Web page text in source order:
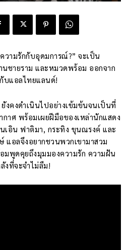
วามรักกับอุดมการณ์?” จะเป็น
นชายราม และหมวดพร้อม ออกจาก
บแอลไทยแลนด์!
ยังคงดำเนินไปอย่างเข้มข้นจนเป็นที่
าศ พร้อมเผยฝีมือของเหล่านักแสดง
เอิน ฟาติมา, กระทิง ขุนณรงค์ และ
แอลจึงอยากชวนพวกเขามาสวม
มพูดคุยถึงมุมมองความรัก ความฝัน
งที่จะจำไม่ลืม!